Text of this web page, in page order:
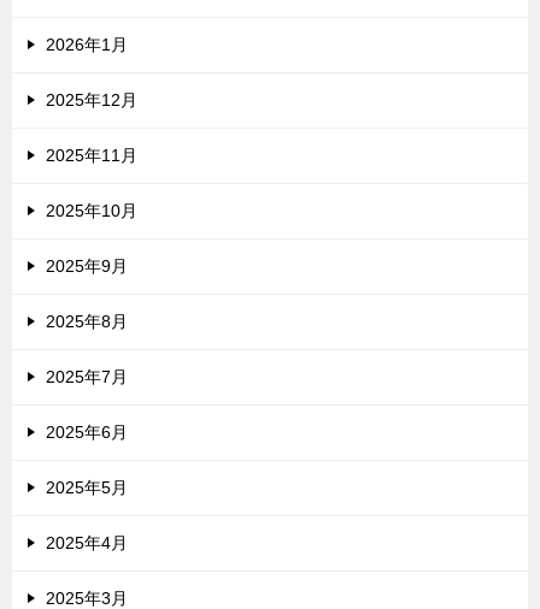
2026年1月
2025年12月
2025年11月
2025年10月
2025年9月
2025年8月
2025年7月
2025年6月
2025年5月
2025年4月
2025年3月